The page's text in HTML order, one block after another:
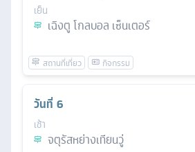
เย็น
เฉิงตู โกลบอล เซ็นเตอร์
วันที่ 6
เช้า
จตุรัสหย่างเทียนวู่